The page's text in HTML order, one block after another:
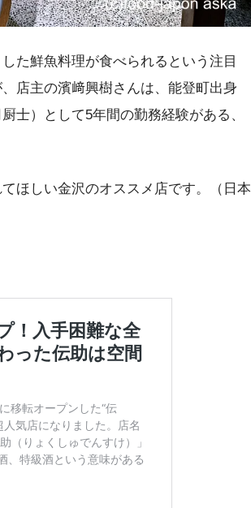
た鮮魚料理が食べられるという注目
店主の濱﨑興樹さんは、能登町出身
士）として5年間の勤務経験がある、
ほしい金沢のオススメ店です。（日本